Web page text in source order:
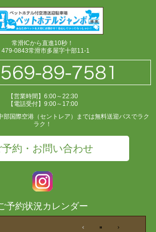
常滑ICから直進10秒！
479-0843常滑市多屋字十部11-1
【営業時間】6:00～22:30
【電話受付】9:00～17:00
部国際空港（セントレア）までは無料送迎バスでラク
ラク！
予約・お問い合わせ
予約状況カレンダー